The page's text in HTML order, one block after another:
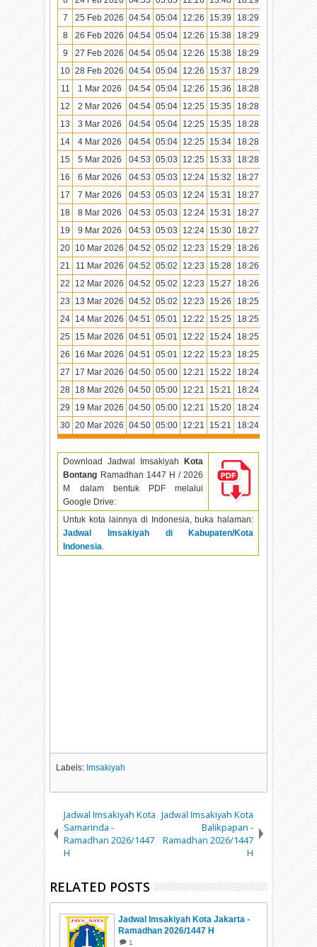
7
25 Feb 2026 04:54 05:04 12:26 15:39 18:29
19:38
8
26 Feb 2026 04:54 05:04 12:26 15:38 18:29
19:38
9
27 Feb 2026 04:54 05:04 12:26 15:38 18:29
19:37
10 28 Feb 2026 04:54 05:04 12:26 15:37 18:29
19:37
11
1 Mar 2026 04:54 05:04 12:26 15:36 18:28
19:37
12
2 Mar 2026 04:54 05:04 12:25 15:35 18:28
19:37
13
3 Mar 2026 04:54 05:04 12:25 15:35 18:28
19:36
14
4 Mar 2026 04:54 05:04 12:25 15:34 18:28
19:36
15
5 Mar 2026 04:53 05:03 12:25 15:33 18:28
19:36
16
6 Mar 2026 04:53 05:03 12:24 15:32 18:27
19:36
17
7 Mar 2026 04:53 05:03 12:24 15:31 18:27
19:35
18
8 Mar 2026 04:53 05:03 12:24 15:31 18:27
19:35
19
9 Mar 2026 04:53 05:03 12:24 15:30 18:27
19:35
20 10 Mar 2026 04:52 05:02 12:23 15:29 18:26
19:34
21
11 Mar 2026 04:52 05:02 12:23 15:28 18:26
19:34
22
12 Mar 2026 04:52 05:02 12:23 15:27 18:26
19:34
23
13 Mar 2026 04:52 05:02 12:23 15:26 18:25
19:33
24 14 Mar 2026 04:51 05:01 12:22 15:25 18:25
19:33
25
15 Mar 2026 04:51 05:01 12:22 15:24 18:25
19:33
26
16 Mar 2026 04:51 05:01 12:22 15:23 18:25
19:33
27
17 Mar 2026 04:50 05:00 12:21 15:22 18:24
19:32
28 18 Mar 2026 04:50 05:00 12:21 15:21 18:24
19:32
29
19 Mar 2026 04:50 05:00 12:21 15:20 18:24
19:32
30 20 Mar 2026 04:50 05:00 12:21 15:21 18:24 19:32
Download Jadwal ImsakiyahKota
Bontang Ramadhan 1447 H / 2026
M dalam bentuk PDF melalui
Google Drive:
Untuk kota lainnya di Indonesia, buka halaman:
Jadwal Imsakiyah di Kabupaten/Kota
Indonesia
Labels: Imsakiyah
Jadwal Imsakiyah Kota
Samarinda -
Ramadhan 2026/1447
H
Jadwal Imsakiyah Kota
Balikpapan -
Ramadhan 2026/1447
H
RELATED POSTS
Jadwal Imsakiyah Kota Jakarta -
Ramadhan 2026/1447 H
1